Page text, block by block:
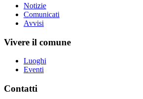
Notizie
Comunicati
Avvisi
Vivere il comune
Luoghi
Eventi
Contatti